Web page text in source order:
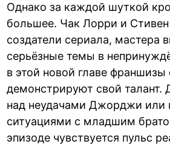
Однако за каждой шуткой
большее. Чак Лорри и
создатели сериала, мастера
серьёзные темы в
в этой новой главе франшизы
демонстрируют свой
над неудачами Джорджи или
ситуациями с младшим
эпизоде чувствуется пульс